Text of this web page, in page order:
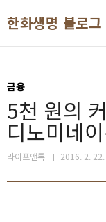
한화생명 블로
금융
5천 원의
디노미네
라이프앤톡 2016. 2.